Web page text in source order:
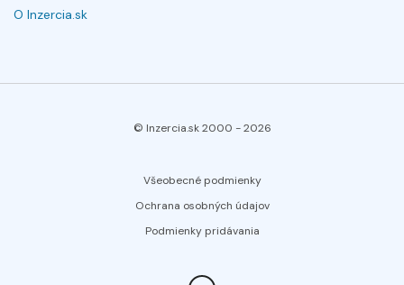
O Inzercia.sk
© Inzercia.sk 2000 -2026
Všeobecné podmienky
Ochrana osobných údajov
Podmienky pridávania